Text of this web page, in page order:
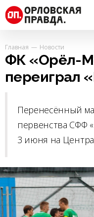
Главная Новости
ФК «Орёл-
переиграл
Перенесённый
первенства СФФ
3 июня на